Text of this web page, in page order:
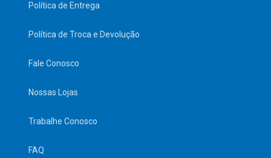
Política de Entrega
Política de Troca e Devolução
Fale Conosco
Nossas Lojas
Trabalhe Conosco
FAQ